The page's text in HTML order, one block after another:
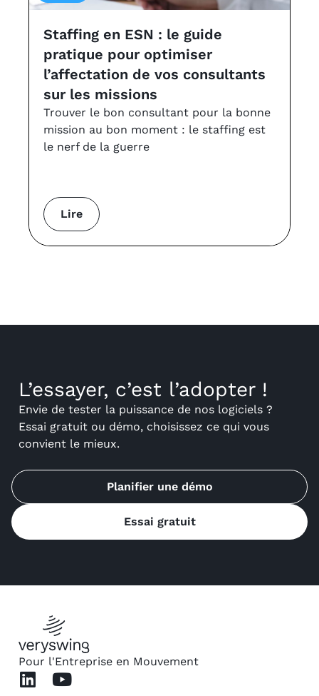
Lire
Staffing en ESN : le guide
pratique pour optimiser
l’affectation de vos consultants
sur les missions
Trouver le bon consultant pour la bonne
mission au bon moment : le staffing est
le nerf de la guerre
L’essayer, c’est l’adopter !
Envie de tester la puissance de nos logiciels ?
Essai gratuit ou démo, choisissez ce qui vous
convient le mieux.
Planifier une démo
Essai gratuit
Pour l'Entreprise en Mouvement